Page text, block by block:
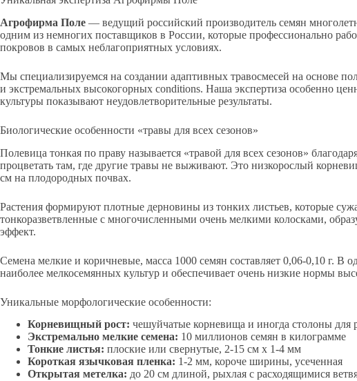
Агрофирма Поле — ведущий российский производитель семян
одним из немногих поставщиков в России, которые профессионально
покровов в самых неблагоприятных условиях.
Мы специализируемся на создании адаптивных травосмесей на основе
и экстремальных высокогорных conditions. Наша экспертиза особенно
культуры показывают неудовлетворительные результаты.
Биологические особенности «травы для всех сезонов»
Полевица тонкая по праву называется «травой для всех сезонов»
процветать там, где другие травы не выживают. Это низкорослый
см на плодородных почвах.
Растения формируют плотные дерновины из тонких листьев, которые
тонкоразветвленные с многочисленными очень мелкими колосками,
эффект.
Семена мелкие и коричневые, масса 1000 семян составляет 0,06-0,10 г.
наиболее мелкосемянных культур и обеспечивает очень низкие нормы
Уникальные морфологические особенности:
Корневищный рост: чешуйчатые корневища и иногда столоны для
Экстремально мелкие семена: 10 миллионов семян в килограмме
Тонкие листья: плоские или свернутые, 2-15 см х 1-4 мм
Короткая язычковая пленка: 1-2 мм, короче ширины, усеченная
Открытая метелка: до 20 см длиной, рыхлая с расходящимися